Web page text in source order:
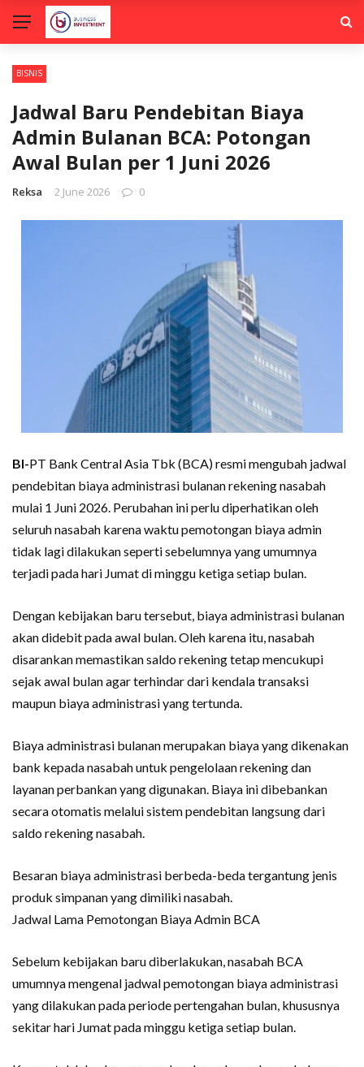
BISNIS
Jadwal Baru Pendebitan Biaya
Admin Bulanan BCA: Potongan
Awal Bulan per 1 Juni 2026
Reksa 2 June 2026 0
BI-PT Bank Central Asia Tbk (BCA) resmi mengubah jadwal
pendebitan biaya administrasi bulanan rekening nasabah
mulai 1 Juni 2026. Perubahan ini perlu diperhatikan oleh
seluruh nasabah karena waktu pemotongan biaya admin
tidak lagi dilakukan seperti sebelumnya yang umumnya
terjadi pada hari Jumat di minggu ketiga setiap bulan.
Dengan kebijakan baru tersebut, biaya administrasi bulanan
akan didebit pada awal bulan. Oleh karena itu, nasabah
disarankan memastikan saldo rekening tetap mencukupi
sejak awal bulan agar terhindar dari kendala transaksi
maupun biaya administrasi yang tertunda.
Biaya administrasi bulanan merupakan biaya yang dikenakan
bank kepada nasabah untuk pengelolaan rekening dan
layanan perbankan yang digunakan. Biaya ini dibebankan
secara otomatis melalui sistem pendebitan langsung dari
saldo rekening nasabah.
Besaran biaya administrasi berbeda-beda tergantung jenis
produk simpanan yang dimiliki nasabah.
Jadwal Lama Pemotongan Biaya Admin BCA
Sebelum kebijakan baru diberlakukan, nasabah BCA
umumnya mengenal jadwal pemotongan biaya administrasi
yang dilakukan pada periode pertengahan bulan, khususnya
sekitar hari Jumat pada minggu ketiga setiap bulan.